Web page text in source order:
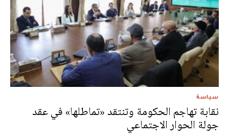
سياسة
نقابة تهاجم الحكومة وتنتقد «تماطلها» في عقد
جولة الحوار الاجتماعي